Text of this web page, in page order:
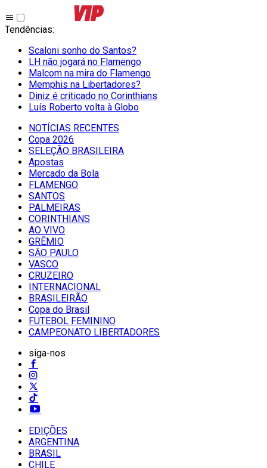
Tendências:
Scaloni sonho do Santos?
LH não jogará no Flamengo
Malcom na mira do Flamengo
Memphis na Libertadores?
Diniz é criticado no Corinthians
Luís Roberto volta à Globo
NOTÍCIAS RECENTES
Copa 2026
SELEÇÃO BRASILEIRA
Apostas
Mercado da Bola
FLAMENGO
SANTOS
PALMEIRAS
CORINTHIANS
AO VIVO
GRÊMIO
SĀO PAULO
VASCO
CRUZEIRO
INTERNACIONAL
BRASILEIRÃO
Copa do Brasil
FUTEBOL FEMININO
CAMPEONATO LIBERTADORES
siga-nos
EDIÇÕES
ARGENTINA
BRASIL
CHILE